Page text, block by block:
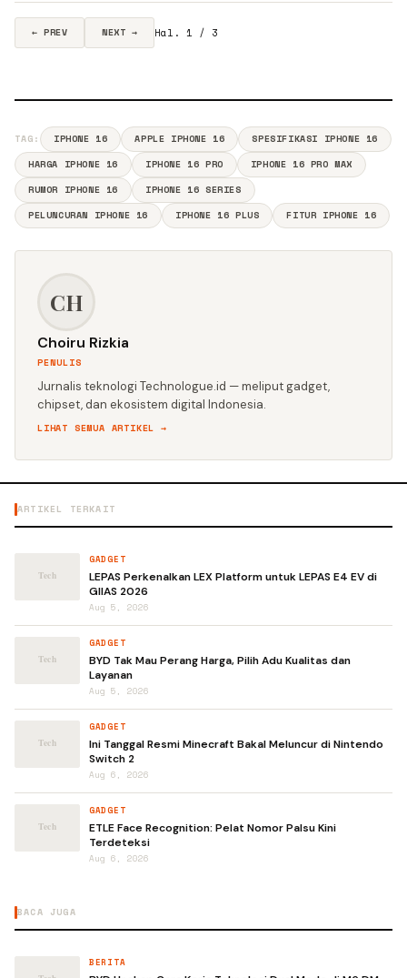
← PREV NEXT → Hal. 1 / 3
TAG: IPHONE 16 APPLE IPHONE 16
SPESIFIKASI IPHONE 16
HARGA IPHONE 16
IPHONE 16 PRO
IPHONE 16 PRO MAX
RUMOR IPHONE 16
IPHONE 16 SERIES
PELUNCURAN IPHONE 16
IPHONE 16 PLUS FITUR IPHONE 16
CH
Choiru Rizkia
PENULIS
Jurnalis teknologi Technologue.id — meliput gadget,
chipset, dan ekosistem digital Indonesia.
LIHAT SEMUA ARTIKEL →
ARTIKEL TERKAIT
GADGET
LEPAS Perkenalkan LEX Platform untuk LEPAS E4 EV di
GIIAS 2026
Aug 5, 2026
GADGET
BYD Tak Mau Perang Harga, Pilih Adu Kualitas dan
Layanan
Aug 5, 2026
GADGET
Ini Tanggal Resmi Minecraft Bakal Meluncur di Nintendo
Switch 2
Aug 6, 2026
GADGET
ETLE Face Recognition: Pelat Nomor Palsu Kini
Terdeteksi
Aug 6, 2026
BACA JUGA
BERITA